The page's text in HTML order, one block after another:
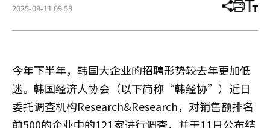
2025-09-11 09:58 分
章
打 调
小
今年下半年，韩国大企业的招聘形势较去年更加低
迷。韩国经济人协会（以下简称“韩经协”）近日
委托调查机构Research&Research，对销售额排名
前500的企业中的121家进行调查，并于11日公布结